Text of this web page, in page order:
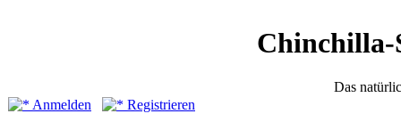
Chinchilla-
Das
Anmelden
Registrieren